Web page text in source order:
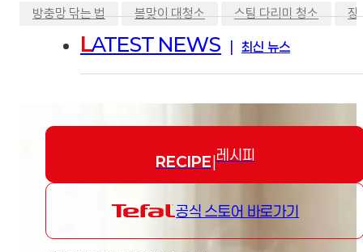
LATEST NEWS 최신 뉴스
RECIPE |레시피
공식 스토어 바로가기
방충망 닦는 법 봄맞이 대청소 스팀 다리미 청소 장